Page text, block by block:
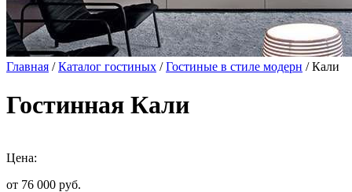
Главная /Каталог гостиных /Гостиные в стиле модерн / Кали
Гостинная Кали
Цена:
от 76 000 руб.